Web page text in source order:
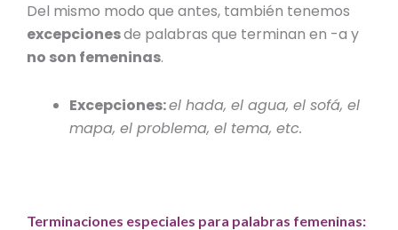
Del mismo modo que antes, también tenemos
excepcionesde palabras que terminan en -a y
no son femeninas.
Excepciones:el hada, el agua, el sofá, el
mapa, el problema, el tema, etc.
Terminaciones especiales para palabras femeninas: